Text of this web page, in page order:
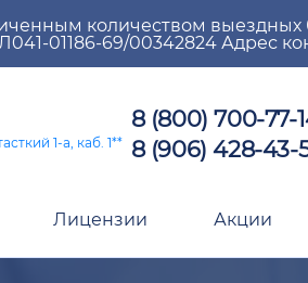
количеством
01186-69/00342824 Адрес
1-а, каб. 1**
8 (800) 700-77-
8 (906) 428-43-
Лицензии Акции